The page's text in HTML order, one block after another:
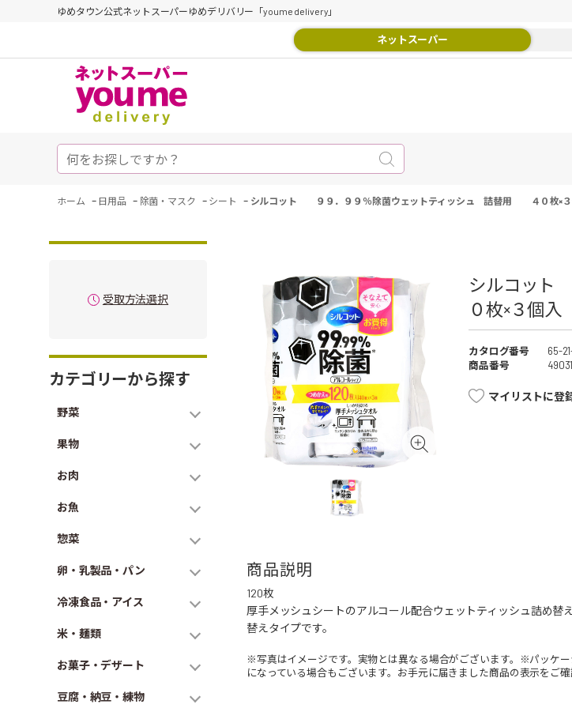
ゆめタウン公式ネットスーパーゆめデリバリー「youme delivery」
ネットスーパー
ホーム - 日用品 - 除菌・マスク - シート - シルコット ９９．９９％除菌ウェットティッシュ 詰替用 ４０枚×３
受取方法選択
カテゴリーから探す
野菜
果物
お肉
お魚
惣菜
卵・乳製品・パン
冷凍食品・アイス
米・麺類
お菓子・デザート
豆腐・納豆・練物
シルコッ
０枚×３個入
カタログ番号
65-
商品番号
マイリストに登
商品説明
120枚
厚手メッシュシートのアルコール配合ウェットティッシュ詰め
替えタイプです。
※写真はイメージです。実物とは異なる場合がございます。※パッケ
になっている場合もございます。お手元に届きました商品の表示をご